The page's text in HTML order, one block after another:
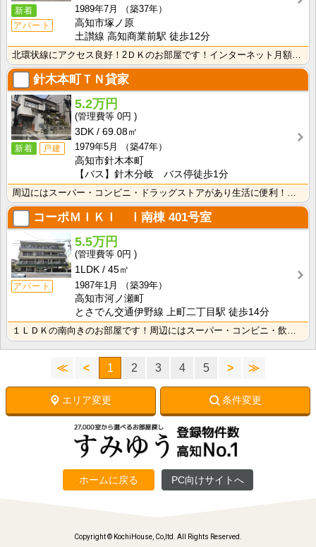
新着
アパート
1989年7月
（築37年）
高知市塚ノ原
土讃線 高知商業前駅 徒歩12分
針木本町ＴＮ貸家
新着 戸建
5.2万円
0円
3DK
69.08㎡
1979年5月
（築47年）
高知市針木本町
【バス】針木分岐 バス停徒歩1分
周辺にはスーパー・コンビニ・ドラッグストアがあり生活に便利！落ち着く和室の戸建てタイプのお部屋です♪･･･
コーポＭＩＫＩ Ⅰ南棟401号室
アパート
5.5万円
0円
1LDK
45㎡
1987年1月
（築39年）
高知市河ノ瀬町
とさでん交通伊野線 上町二丁目駅 徒歩14分
１ＬＤＫの南向きのお部屋です！周辺にはスーパー・コンビニ・飲食店などがあり便利な立地です！
≪ < 1 2 3 4 5 > ≫
エリア変更 条件変更
ホームに戻る PC向けサイトへ
Copyright © KochiHouse, Co,ltd. All Rights Reserved.